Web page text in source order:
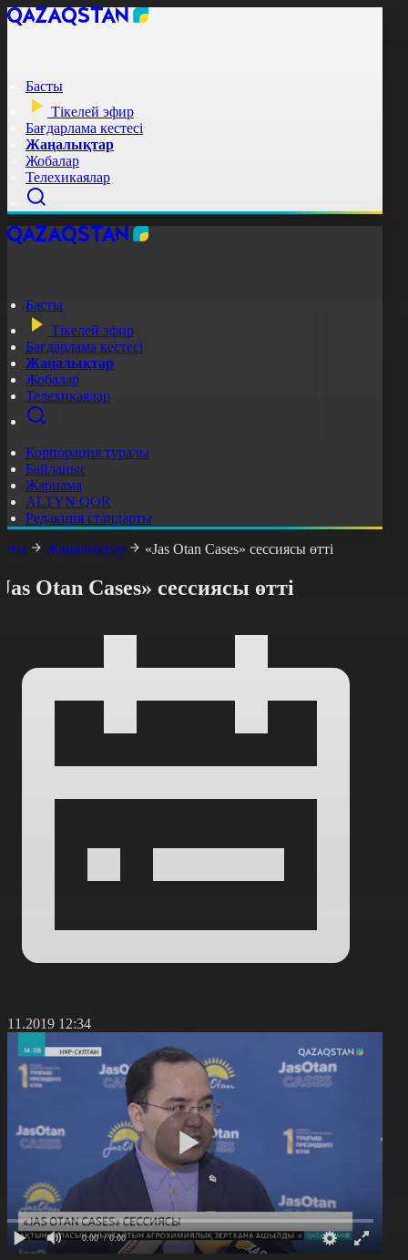
Басты
Тікелей эфир
Бағдарлама кестесі
Жаңалықтар
Жобалар
Телехикаялар
Басты
Тікелей эфир
Бағдарлама кестесі
Жаңалықтар
Жобалар
Телехикаялар
Корпорация туралы
Байланыс
Жарнама
ALTYN QOR
Редакция стандарты
Жаңалықтар «Jas Otan Cases» сессиясы өтті
Otan Cases» сессиясы өтті
12:34
0:00 / 0:00